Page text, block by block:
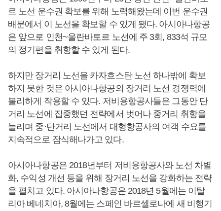
르 노선 운수권 확보를 위해 노력해왔는데 이번 운수권
배분에서 이 노선을 확보할 수 있게 됐다. 아시아나항공
은 앞으로 인천~울란바토르 노선에 주 3회, 833석 규모
의 정기편을 취항할 수 있게 된다.
하지만 장거리 노선을 카자흐스탄 노선 하나밖에 확보
하지 못한 것은 아시아나항공의 장거리 노선 경쟁력에
불리하게 작용할 수 있다. 저비용항공사들은 그동안 단
거리 노선에 집중했던 전략에서 벗어나 중거리 취항을
늘리며 중·단거리 노선에서 대형항공사의 여객 수요를
지속적으로 잠식해나가고 있다.
아시아나항공은 2018년부터 저비용항공사와 노선 차별
화, 수익성 개선 등을 위해 장거리 노선을 강화하는 전략
을 펼치고 있다. 아시아나항공은 2018년 5월에는 이탈
리아 베네치아, 8월에는 스페인 바르셀로나에 새 비행기